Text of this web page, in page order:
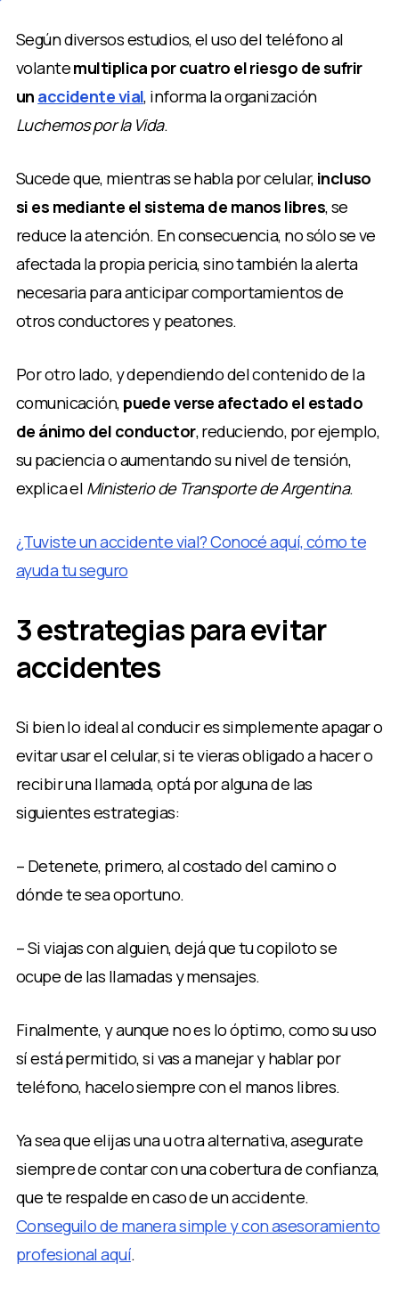
Según diversos estudios, el uso del teléfono al
volantemultiplica por cuatro el riesgo de sufrir
un accidente vial, informa la organización
Luchemos por la Vida.
Sucede que, mientras se habla por celular, incluso
si es mediante el sistema de manos libres, se
reduce la atención. En consecuencia, no sólo se ve
afectada la propia pericia, sino también la alerta
necesaria para anticipar comportamientos de
otros conductores y peatones.
Por otro lado, y dependiendo del contenido de la
comunicación, puede verse afectado el estado
de ánimo del conductor, reduciendo, por ejemplo,
su paciencia o aumentando su nivel de tensión,
explica el Ministerio de Transporte de Argentina.
¿Tuviste un accidente vial? Conocé aquí, cómo te
ayuda tu seguro
3 estrategias para evitar
accidentes
Si bien lo ideal al conducir es simplemente apagar o
evitar usar el celular, si te vieras obligado a hacer o
recibir una llamada, optá por alguna de las
siguientes estrategias:
– Detenete, primero, al costado del camino o
dónde te sea oportuno.
– Si viajas con alguien, dejá que tu copiloto se
ocupe de las llamadas y mensajes.
Finalmente, y aunque no es lo óptimo, como su uso
sí está permitido, si vas a manejar y hablar por
teléfono, hacelo siempre con el manos libres.
Ya sea que elijas una u otra alternativa, asegurate
siempre de contar con una cobertura de confianza,
que te respalde en caso de un accidente.
Conseguilo de manera simple y con asesoramiento
profesional aquí.